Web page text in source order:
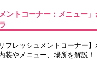
ントコーナー：メニュー
リフレッシュメントコーナー
装やメニュー、場所を解説！